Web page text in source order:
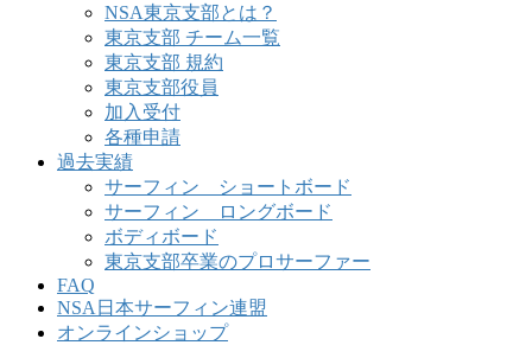
NSA東京支部とは？
東京支部 チーム一覧
東京支部 規約
東京支部役員
加入受付
各種申請
過去実績
サーフィン ショートボード
サーフィン ロングボード
ボディボード
東京支部卒業のプロサーファー
FAQ
NSA日本サーフィン連盟
オンラインショップ